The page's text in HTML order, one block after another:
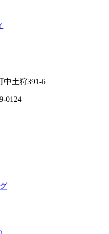
中土狩391-6
0124